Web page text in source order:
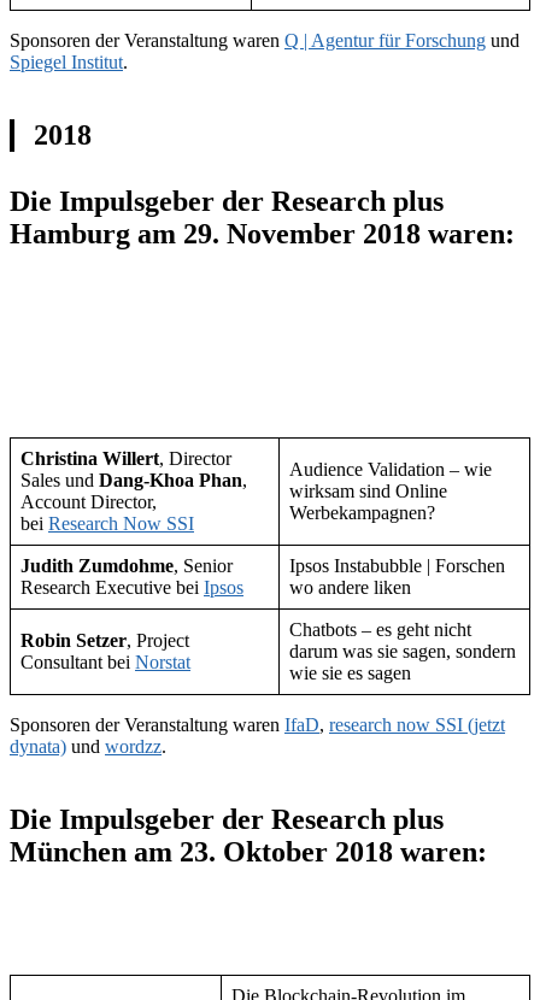
Sponsoren der Veranstaltung waren Q | Agentur für Forschung und
Spiegel Institut.
2018
Die Impulsgeber der Research plus
Hamburg am 29. November 2018 waren:
Christina Willert, Director
Sales und Dang-Khoa Phan,
Account Director,
bei Research Now SSI
Audience Validation – wie
wirksam sind Online
Werbekampagnen?
Judith Zumdohme, Senior
Research Executive bei Ipsos
Ipsos Instabubble | Forschen
wo andere liken
Robin Setzer, Project
Consultant bei Norstat
Chatbots – es geht nicht
darum was sie sagen, sondern
wie sie es sagen
Sponsoren der Veranstaltung waren IfaD, research now SSI (jetzt
dynata) und wordzz.
Die Impulsgeber der Research plus
München am 23. Oktober 2018 waren: